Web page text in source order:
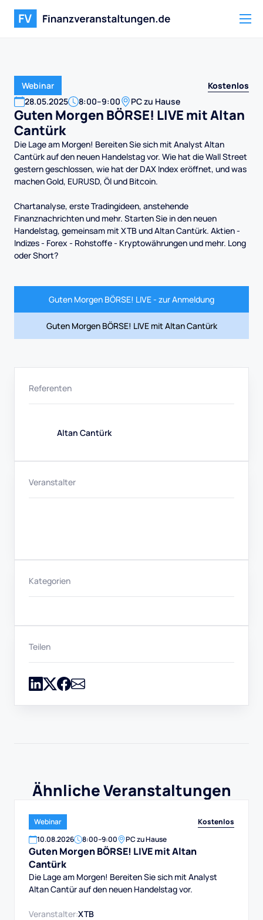
Webinar
Kostenlos
28.05.2025 8:00–9:00 PC zu Hause
Guten Morgen BÖRSE! LIVE mit Altan
Cantürk
Die Lage am Morgen! Bereiten Sie sich mit Analyst Altan
Cantürk auf den neuen Handelstag vor. Wie hat die Wall Street
gestern geschlossen, wie hat der DAX Index eröffnet, und was
machen Gold, EURUSD, Öl und Bitcoin.
Chartanalyse, erste Tradingideen, anstehende
Finanznachrichten und mehr. Starten Sie in den neuen
Handelstag, gemeinsam mit XTB und Altan Cantürk. Aktien -
Indizes - Forex - Rohstoffe - Kryptowährungen und mehr. Long
oder Short?
Guten Morgen BÖRSE! LIVE - zur Anmeldung
Guten Morgen BÖRSE! LIVE mit Altan Cantürk
Referenten
Altan Cantürk
Veranstalter
Kategorien
Teilen
Ähnliche Veranstaltungen
Webinar
Kostenlos
10.08.2026 8:00–9:00 PC zu Hause
Guten Morgen BÖRSE! LIVE mit Altan
Cantürk
Die Lage am Morgen! Bereiten Sie sich mit Analyst
Altan Cantür auf den neuen Handelstag vor.
Veranstalter:XTB